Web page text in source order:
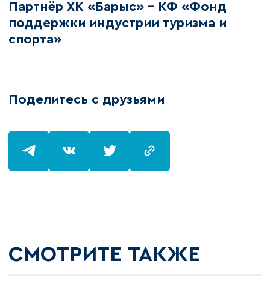
Партнёр ХК «Барыс» - КФ «Фонд
поддержки индустрии туризма и
спорта»
Поделитесь с друзьями
СМОТРИТЕ ТАКЖЕ